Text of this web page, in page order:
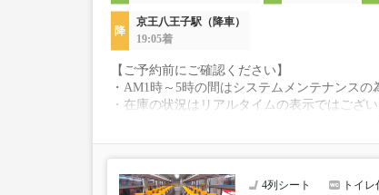
京王八王子駅（降車）
19:05着
【ご予約前にご確認ください】
・AM1時～5時の間はシステムメンテナンスの
・在庫の状況はリアルタイムの表示ではござい
※売り切れの場合でも残数が表示される場
・学生・シニア・乳幼児料金はございません。
学生、シニアの方は「大人」、乳幼児の方
乗車定員遵守のため乗車券をお持ちで無い
4列シート トイレ